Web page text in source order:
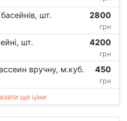
шт. 2800
грн
шт. 4200
грн
вручну, м.куб. 450
грн
ще ціни